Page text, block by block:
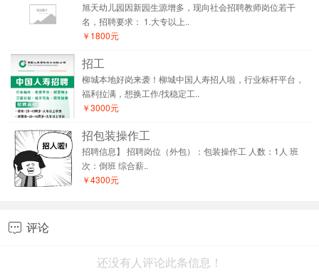
旭天幼儿园因新园生源增多，现向社会招聘教师岗位若干
名，招聘要求： 1.大专以上..
￥1800元
招工
柳城本地好岗来袭！柳城中国人寿招人啦，行业标杆平台，
福利拉满，想换工作/找稳定工..
￥3000元
招包装操作工
招聘信息】 招聘岗位（外包）：包装操作工 人数：1人 班
次：倒班 综合薪..
￥4300元
 评论
还没有人评论此条信息！